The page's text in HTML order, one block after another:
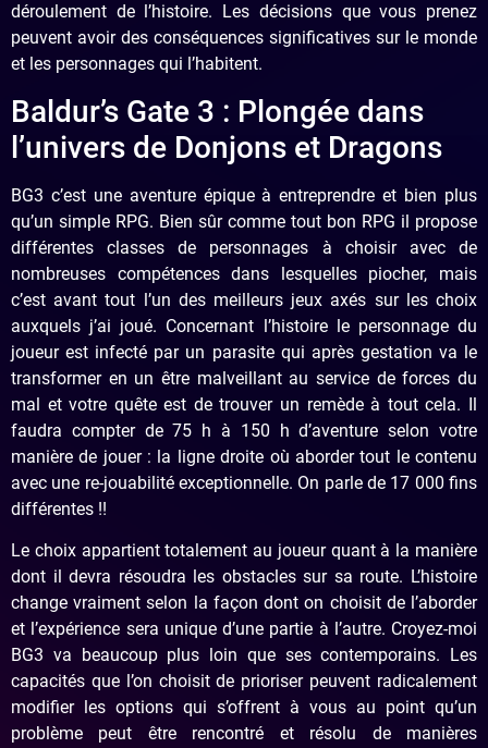
déroulement de l’histoire. Les décisions que vous prenez
peuvent avoir des conséquences significatives sur le monde
et les personnages qui l’habitent.
Baldur’s Gate 3 : Plongée dans
l’univers de Donjons et Dragons
BG3 c’est une aventure épique à entreprendre et bien plus
qu’un simple RPG. Bien sûr comme tout bon RPG il propose
différentes classes de personnages à choisir avec de
nombreuses compétences dans lesquelles piocher, mais
c’est avant tout l’un des meilleurs jeux axés sur les choix
auxquels j’ai joué. Concernant l’histoire le personnage du
joueur est infecté par un parasite qui après gestation va le
transformer en un être malveillant au service de forces du
mal et votre quête est de trouver un remède à tout cela. Il
faudra compter de 75 h à 150 h d’aventure selon votre
manière de jouer : la ligne droite où aborder tout le contenu
avec une re-jouabilité exceptionnelle. On parle de 17 000 fins
différentes !!
Le choix appartient totalement au joueur quant à la manière
dont il devra résoudra les obstacles sur sa route. L’histoire
change vraiment selon la façon dont on choisit de l’aborder
et l’expérience sera unique d’une partie à l’autre. Croyez-moi
BG3 va beaucoup plus loin que ses contemporains. Les
capacités que l’on choisit de prioriser peuvent radicalement
modifier les options qui s’offrent à vous au point qu’un
problème peut être rencontré et résolu de manières